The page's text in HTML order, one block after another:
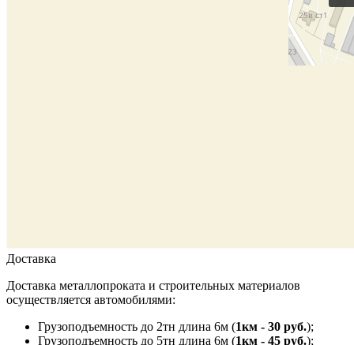
Доставка
Доставка металлопроката и строительных материалов
осуществляется автомобилями:
Грузоподъемность до 2тн длина 6м (1км - 30 руб.);
Грузоподъемность до 5тн длина 6м (1км - 45 руб.);